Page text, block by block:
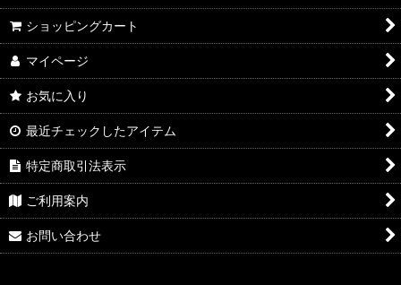
WORKING!!
ワンパンマン
5→9〜私に恋したお坊さん〜
私がモテないのはどう考えてもお前らが悪い!
ワンダーエッグ・プライオリティ
ONE PIECE STAMPEDE
ショッピングカート
マイページ
お気に入り
最近チェックしたアイテム
特定商取引法表示
ご利用案内
お問い合わせ